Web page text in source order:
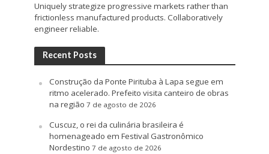
Uniquely strategize progressive markets rather than
frictionless manufactured products. Collaboratively
engineer reliable.
Recent Posts
Construção da Ponte Pirituba à Lapa segue em
ritmo acelerado. Prefeito visita canteiro de obras
na região 7 de agosto de 2026
Cuscuz, o rei da culinária brasileira é
homenageado em Festival Gastronômico
Nordestino 7 de agosto de 2026